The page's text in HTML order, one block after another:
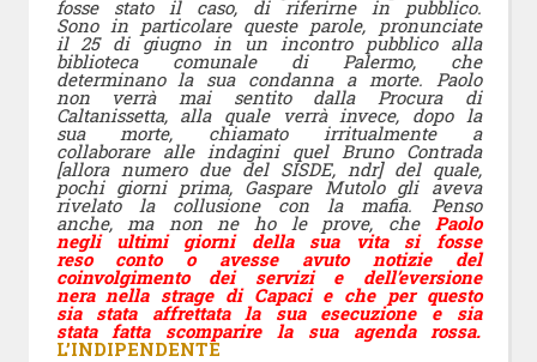
fosse stato il caso, di riferirne in pubblico.
Sono in particolare queste parole, pronunciate
il 25 di giugno in un incontro pubblico alla
biblioteca comunale di Palermo, che
determinano la sua condanna a morte. Paolo
non verrà mai sentito dalla Procura di
Caltanissetta, alla quale verrà invece, dopo la
sua morte, chiamato irritualmente a
collaborare alle indagini quel Bruno Contrada
[allora numero due del SISDE, ndr] del quale,
pochi giorni prima, Gaspare Mutolo gli aveva
rivelato la collusione con la mafia. Penso
anche, ma non ne ho le prove, che Paolo
negli ultimi giorni della sua vita si fosse
reso conto o avesse avuto notizie del
coinvolgimento dei servizi e dell’eversione
nera nella strage di Capaci e che per questo
sia stata affrettata la sua esecuzione e sia
stata fatta scomparire la sua agenda rossa.
L’INDIPENDENTE